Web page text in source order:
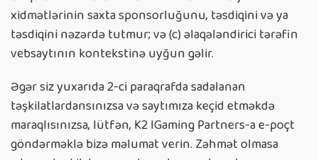
xidmətlərinin saxta sponsorluğunu, təsdiqini və ya
təsdiqini nəzərdə tutmur; və (c) əlaqələndirici tərəfin
vebsaytının kontekstinə uyğun gəlir.
Əgər siz yuxarıda 2-ci paraqrafda sadalanan
təşkilatlardansınızsa və saytımıza keçid etməkdə
maraqlısınızsa, lütfən, K2 IGaming Partners-a e-poçt
göndərməklə bizə məlumat verin. Zəhmət olmasa